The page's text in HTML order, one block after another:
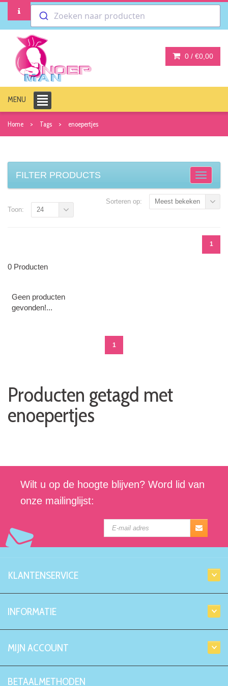
Zoeken naar producten
0 / €0,00
MENU
Home Tags enoepertjes
FILTER PRODUCTS
Sorteren op: Meest bekeken
1
Toon: 24
0 Producten
Geen producten
gevonden!...
1
Producten getagd met
enoepertjes
Wilt u op de hoogte blijven? Word lid van
onze mailinglijst:
KLANTENSERVICE
INFORMATIE
MIJN ACCOUNT
BETAALMETHODEN